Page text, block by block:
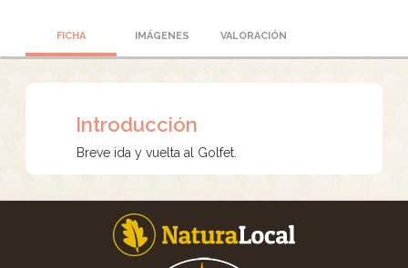
FICHA IMÁGENES VALORACIÓN
Introducción
Breve ida y vuelta al Golfet.